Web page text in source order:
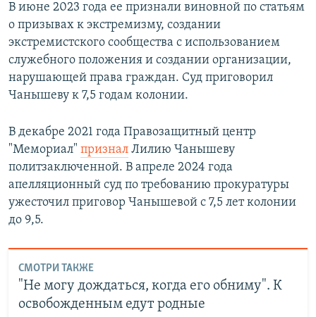
В июне 2023 года ее признали виновной по статьям
о призывах к экстремизму, создании
экстремистского сообщества с использованием
служебного положения и создании организации,
нарушающей права граждан. Суд приговорил
Чанышеву к 7,5 годам колонии.
В декабре 2021 года Правозащитный центр
"Мемориал" признал Лилию Чанышеву
политзаключенной. В апреле 2024 года
апелляционный суд по требованию прокуратуры
ужесточил приговор Чанышевой с 7,5 лет колонии
до 9,5.
СМОТРИ ТАКЖЕ
"Не могу дождаться, когда его обниму". К
освобожденным едут родные